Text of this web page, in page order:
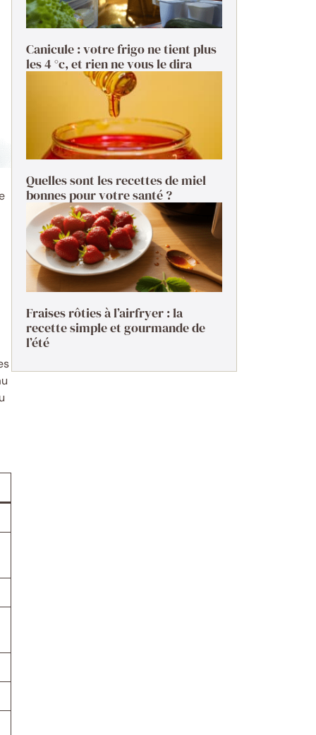
Canicule : votre frigo ne tient plus
les 4 °c, et rien ne vous le dira
Quelles sont les recettes de miel
bonnes pour votre santé ?
Fraises rôties à l’airfryer : la
recette simple et gourmande de
l’été